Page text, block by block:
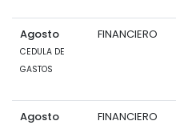
Agosto
CEDULA DE
GASTOS
FINANCIERO
Agosto FINANCIERO